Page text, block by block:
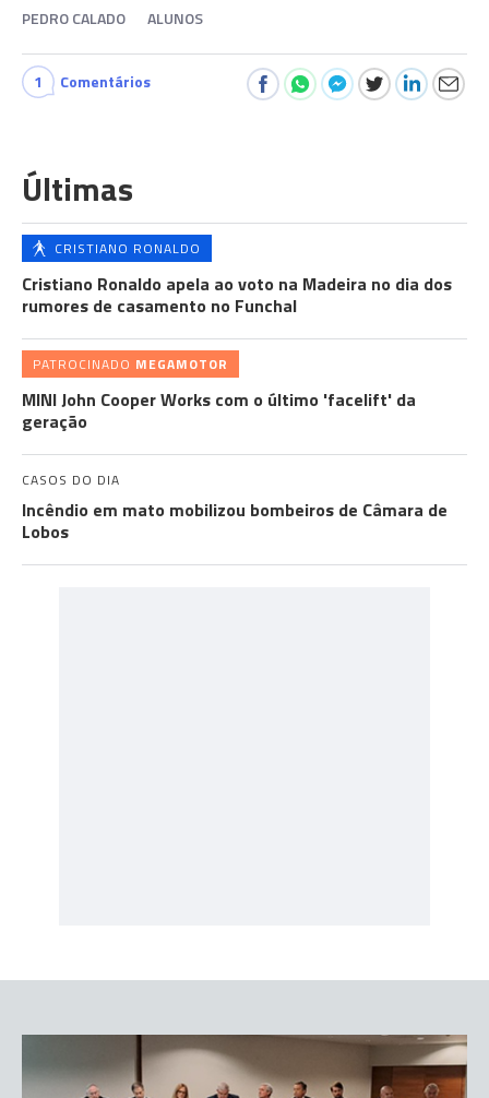
PEDRO CALADO ALUNOS
1 Comentários
Últimas
CRISTIANO RONALDO
Cristiano Ronaldo apela ao voto na Madeira no dia dos
rumores de casamento no Funchal
PATROCINADO MEGAMOTOR
MINI John Cooper Works com o último 'facelift' da
geração
CASOS DO DIA
Incêndio em mato mobilizou bombeiros de Câmara de
Lobos